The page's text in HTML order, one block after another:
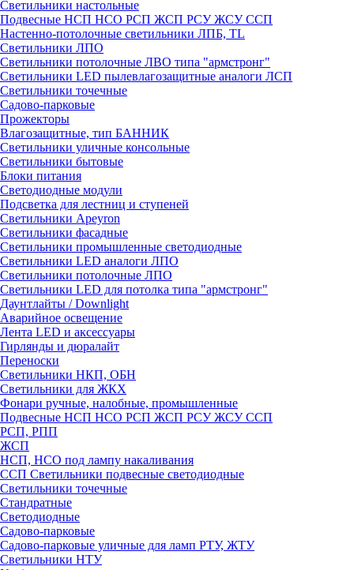
Светильники настольные
Подвесные НСП НСО РСП ЖСП РСУ ЖСУ ССП
Настенно-потолочные светильники ЛПБ, TL
Светильники ЛПО
Светильники потолочные ЛВО типа "армстронг"
Светильники LED пылевлагозащитные аналоги ЛСП
Светильники точечные
Садово-парковые
Прожекторы
Влагозащитные, тип БАННИК
Светильники уличные консольные
Светильники бытовые
Блоки питания
Светодиодные модули
Подсветка для лестниц и ступеней
Светильники Apeyron
Светильники фасадные
Светильники промышленные светодиодные
Светильники LED аналоги ЛПО
Светильники потолочные ЛПО
Светильники LED для потолка типа "армстронг"
Даунтлайты / Downlight
Аварийное освещение
Лента LED и аксессуары
Гирлянды и дюралайт
Переноски
Светильники НКП, ОБН
Светильники для ЖКХ
Фонари ручные, налобные, промышленные
Подвесные НСП НСО РСП ЖСП РСУ ЖСУ ССП
РСП, РПП
ЖСП
НСП, НСО под лампу накаливания
ССП Светильники подвесные светодиодные
Светильники точечные
Стандратные
Светодиодные
Садово-парковые
Садово-парковые уличные для ламп РТУ, ЖТУ
Светильники НТУ